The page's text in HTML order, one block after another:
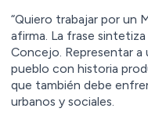
“Quiero trabajar por un
afirma. La frase
Concejo. Representar a
pueblo con historia
que también debe
urbanos y sociales.